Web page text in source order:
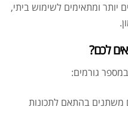
יותר ומתאימים לשימוש ביתי,
לכם?
גורמים:
משתנים בהתאם לתכונות